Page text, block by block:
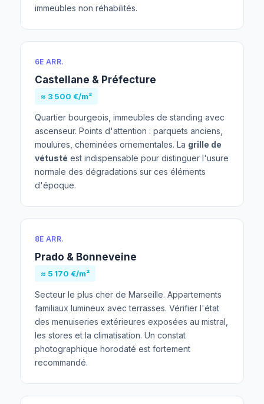
immeubles non réhabilités.
6E ARR.
Castellane & Préfecture
≈ 3 500 €/m²
Quartier bourgeois, immeubles de standing avec
ascenseur. Points d'attention : parquets anciens,
moulures, cheminées ornementales. La grille de
vétusté est indispensable pour distinguer l'usure
normale des dégradations sur ces éléments
d'époque.
8E ARR.
Prado & Bonneveine
≈ 5 170 €/m²
Secteur le plus cher de Marseille. Appartements
familiaux lumineux avec terrasses. Vérifier l'état
des menuiseries extérieures exposées au mistral,
les stores et la climatisation. Un constat
photographique horodaté est fortement
recommandé.